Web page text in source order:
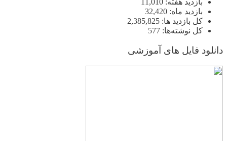
بازدید هفته: 11,010
بازدید ماه: 32,420
کل بازدید ها: 2,385,825
کل نوشته‌ها: 577
دانلود فایل های آموزشی